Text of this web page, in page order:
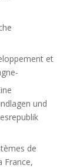
et
und
de
France,